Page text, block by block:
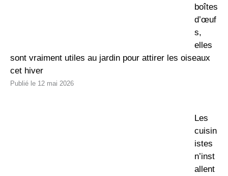
boîtes
d’œuf
s,
elles
sont vraiment utiles au jardin pour attirer les oiseaux
cet hiver
12 mai 2026
Les
cuisin
istes
n’inst
allent